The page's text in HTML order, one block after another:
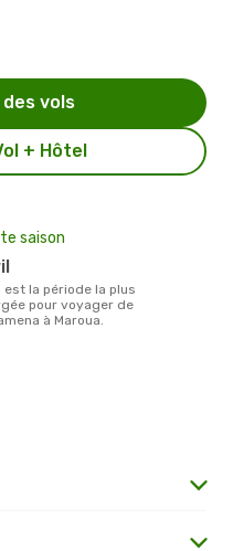
+ Hôtel
vols
saison
pour voyager de
à Maroua.